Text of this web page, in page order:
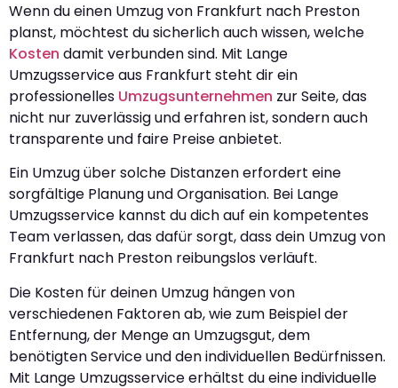
Wenn du einen Umzug von Frankfurt nach Preston
planst, möchtest du sicherlich auch wissen, welche
Kosten damit verbunden sind. Mit Lange
Umzugsservice aus Frankfurt steht dir ein
professionelles Umzugsunternehmen zur Seite, das
nicht nur zuverlässig und erfahren ist, sondern auch
transparente und faire Preise anbietet.
Ein Umzug über solche Distanzen erfordert eine
sorgfältige Planung und Organisation. Bei Lange
Umzugsservice kannst du dich auf ein kompetentes
Team verlassen, das dafür sorgt, dass dein Umzug von
Frankfurt nach Preston reibungslos verläuft.
Die Kosten für deinen Umzug hängen von
verschiedenen Faktoren ab, wie zum Beispiel der
Entfernung, der Menge an Umzugsgut, dem
benötigten Service und den individuellen Bedürfnissen.
Mit Lange Umzugsservice erhältst du eine individuelle